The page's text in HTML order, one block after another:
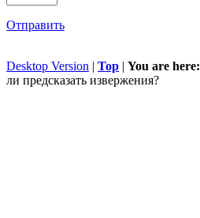
Отправить
Desktop Version | Top | You are here:
ли предсказать извержения?